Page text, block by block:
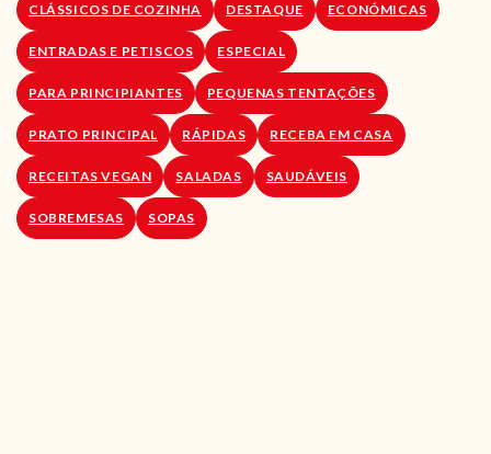
BLOG
CLÁSSICOS DE COZINHA DESTAQUE ECONÓMICAS
ENTRADAS E PETISCOS ESPECIAL
PARA PRINCIPIANTES PEQUENAS TENTAÇÕES
PRATO PRINCIPAL RÁPIDAS RECEBA EM CASA
RECEITAS VEGAN SALADAS SAUDÁVEIS
SOBREMESAS SOPAS